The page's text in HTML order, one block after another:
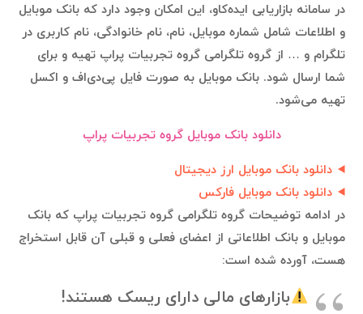
در سامانه بازاریابی ایده‌کاو، این امکان وجود دارد که بانک موبایل
و اطلاعات شامل شماره موبایل، نام، نام خانوادگی، نام کاربری در
تلگرام و … از گروه تلگرامی گروه تجربیات پراپ تهیه و برای
شما ارسال شود. بانک موبایل به صورت فایل پی‌دی‌اف و اکسل
تهیه می‌شود.
دانلود بانک موبایل گروه تجربیات پراپ
دانلود بانک موبایل ارز دیجیتال
دانلود بانک موبایل فارکس
در ادامه توضیحات گروه تلگرامی گروه تجربیات پراپ که بانک
موبایل و بانک اطلاعاتی از اعضای فعلی و قبلی آن قابل استخراج
هست، آورده شده است:
بازارهای مالی دارای ریسک هستند!